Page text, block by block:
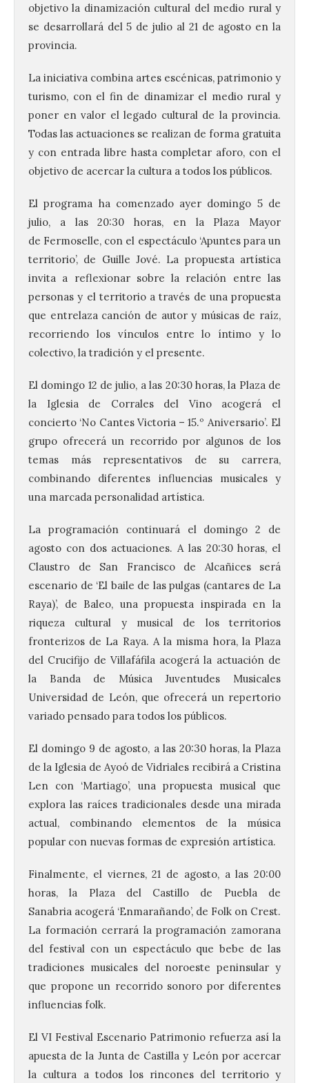
objetivo la dinamización cultural del medio rural y
se desarrollará del 5 de julio al 21 de agosto en la
provincia.
La iniciativa combina artes escénicas, patrimonio y
turismo, con el fin de dinamizar el medio rural y
poner en valor el legado cultural de la provincia.
Todas las actuaciones se realizan de forma gratuita
y con entrada libre hasta completar aforo, con el
objetivo de acercar la cultura a todos los públicos.
El programa ha comenzado ayer domingo 5 de
julio, a las 20:30 horas, en la Plaza Mayor
de Fermoselle, con el espectáculo ‘Apuntes para un
territorio’, de Guille Jové. La propuesta artística
invita a reflexionar sobre la relación entre las
personas y el territorio a través de una propuesta
que entrelaza canción de autor y músicas de raíz,
recorriendo los vínculos entre lo íntimo y lo
colectivo, la tradición y el presente.
El domingo 12 de julio, a las 20:30 horas, la Plaza de
la Iglesia de Corrales del Vino acogerá el
concierto ‘No Cantes Victoria – 15.º Aniversario’. El
grupo ofrecerá un recorrido por algunos de los
temas más representativos de su carrera,
combinando diferentes influencias musicales y
una marcada personalidad artística.
La programación continuará el domingo 2 de
agosto con dos actuaciones. A las 20:30 horas, el
Claustro de San Francisco de Alcañices será
escenario de ‘El baile de las pulgas (cantares de La
Raya)’, de Baleo, una propuesta inspirada en la
riqueza cultural y musical de los territorios
fronterizos de La Raya. A la misma hora, la Plaza
del Crucifijo de Villafáfila acogerá la actuación de
la Banda de Música Juventudes Musicales
Universidad de León, que ofrecerá un repertorio
variado pensado para todos los públicos.
El domingo 9 de agosto, a las 20:30 horas, la Plaza
de la Iglesia de Ayoó de Vidriales recibirá a Cristina
Len con ‘Martiago’, una propuesta musical que
explora las raíces tradicionales desde una mirada
actual, combinando elementos de la música
popular con nuevas formas de expresión artística.
Finalmente, el viernes, 21 de agosto, a las 20:00
horas, la Plaza del Castillo de Puebla de
Sanabria acogerá ‘Enmarañando’, de Folk on Crest.
La formación cerrará la programación zamorana
del festival con un espectáculo que bebe de las
tradiciones musicales del noroeste peninsular y
que propone un recorrido sonoro por diferentes
influencias folk.
El VI Festival Escenario Patrimonio refuerza así la
apuesta de la Junta de Castilla y León por acercar
la cultura a todos los rincones del territorio y
La UPSA impulsa la
Concurso Internacional de
Composición Coral Sacra
8 Ago 2026